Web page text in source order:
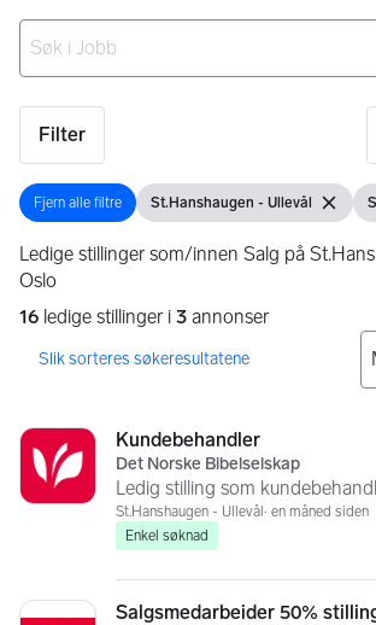
Filter
Fjern alle filtre
Fjern alle filtre Vis filter
St.Hanshaugen - Ullevål Fjern
Ledige stillinger som/innen Salg på
Oslo
16 ledige stillinger i 3 annonser
Søkeresultater
Kundebehandler
Det Norske Bibelselskap
Ledig stilling som
St.Hanshaugen - Ullevål
en måned siden
Enkel søknad
Salgsmedarbeider 50%